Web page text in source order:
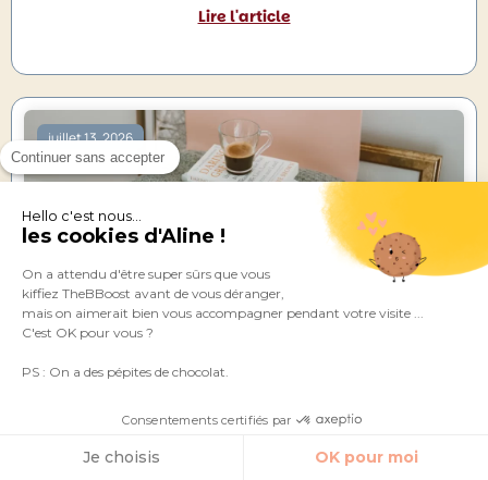
Continuer sans accepter
Hello c'est nous...
les cookies d'Aline !
On a attendu d'être super sûrs que vous
kiffiez TheBBoost avant de vous déranger,
mais on aimerait bien vous accompagner pendant votre visite ...
C'est OK pour vous ?
PS : On a des pépites de chocolat.
Consentements certifiés par
Je choisis OK pour moi
Lire l'article
juillet 13, 2026
Comment gagner du temps avec l’IA : 20
exemples concrets à implémenter dans votre
quotidien
Lire l'article